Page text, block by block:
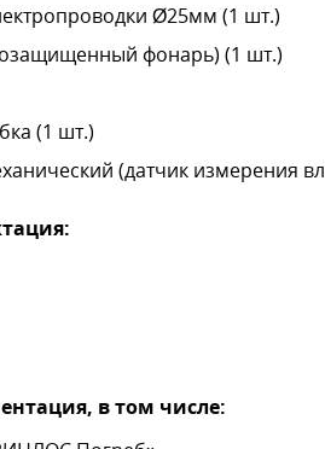
Ø25мм (1 шт.)
фонарь) (1 шт.)
(1 шт.)
(датчик измерения
в том числе: